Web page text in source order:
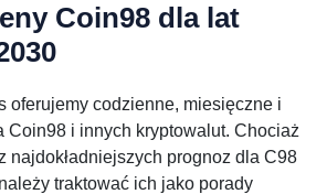
Coin98 dla lat
oferujemy codzienne, miesięczne i
Coin98 i innych kryptowalut. Chociaż
najdokładniejszych prognoz dla C98
traktować ich jako porady